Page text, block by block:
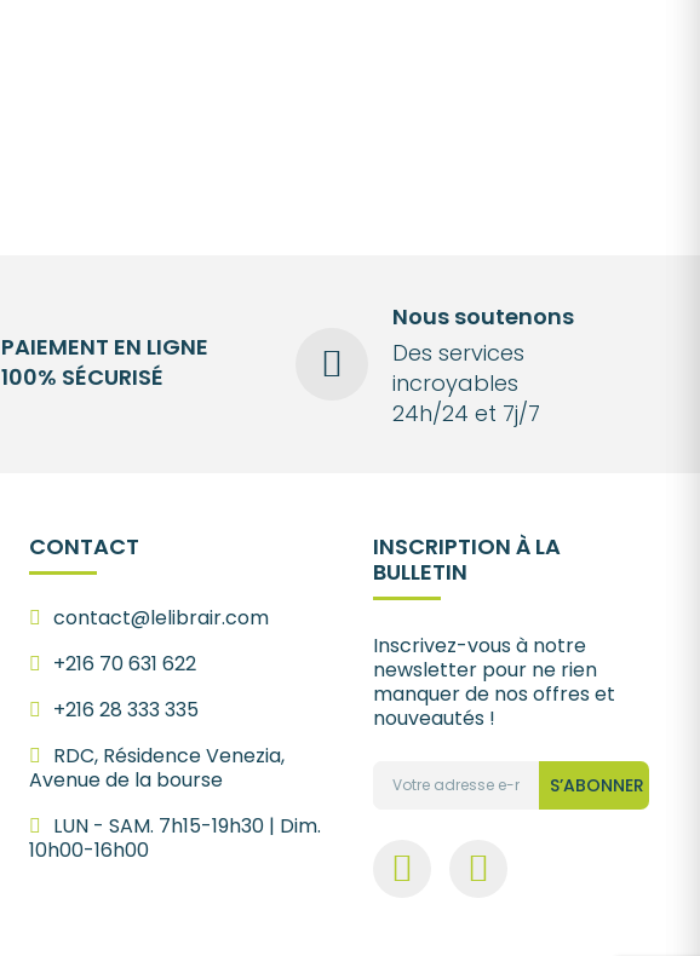
PAIEMENT EN LIGNE
100% SÉCURISÉ
Nous soutenons
Des services
incroyables
24h/24 et 7j/7
CONTACT
contact@lelibrair.com
+216 70 631 622
+216 28 333 335
RDC, Résidence Venezia,
Avenue de la bourse
LUN - SAM. 7h15-19h30 | Dim.
10h00-16h00
INSCRIPTION À LA
BULLETIN
Inscrivez-vous à notre
newsletter pour ne rien
manquer de nos offres et
nouveautés !
S’ABONNER